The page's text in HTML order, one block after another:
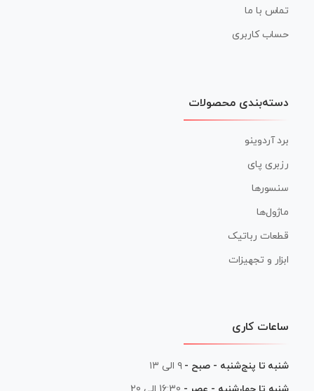
تماس با ما
حساب کاربری
دسته‌بندی محصولات
برد آردوینو
رزبری پای
سنسورها
ماژول‌ها
قطعات رباتیک
ابزار و تجهیزات
ساعات کاری
شنبه تا پنج‌شنبه - صبح - ۹ الی ۱۳